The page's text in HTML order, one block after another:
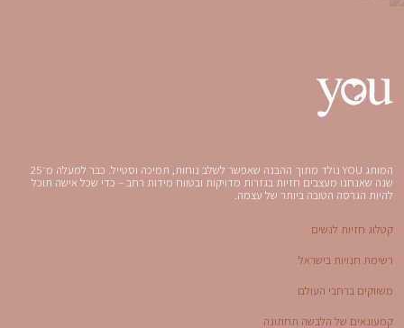
המותג YOU נולד מתוך ההבנה שאפשר לשלב נוחות, תמיכה וסטייל. כבר למעלה מ־25
שנה שאנחנו מעצבים חזיות בגזרות מדויקות ובטווח מידות רחב – כדי שכל אישה תוכל
להיות הגרסה הטובה ביותר של עצמה.
קטלוג חזיות לנשים
רשימת חנויות בישראל
משווקים ברחבי העולם
קמעונאים של הלבשה תחתונה